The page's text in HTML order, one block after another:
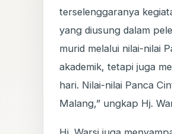
terselenggaranya
yang diusung dalam
murid melalui nilai-nilai
akademik, tetapi juga
hari. Nilai-nilai Panca
Malang,” ungkap Hj.